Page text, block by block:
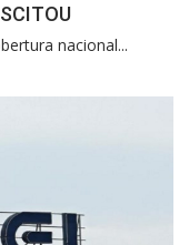
nacional...